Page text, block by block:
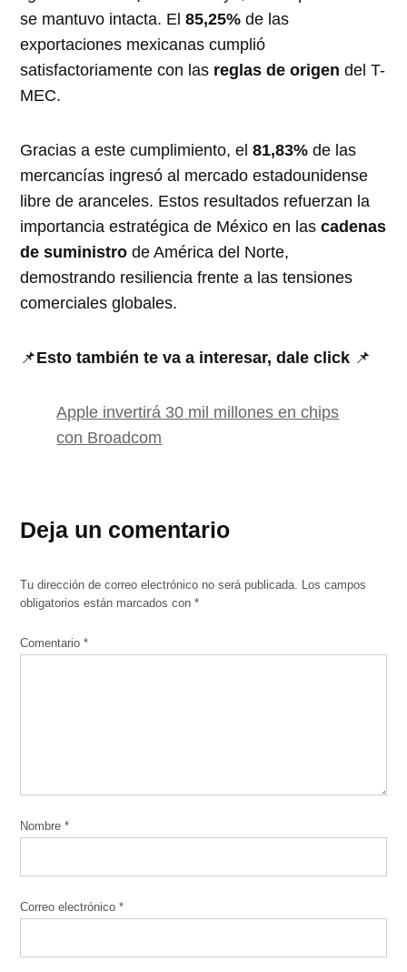
se mantuvo intacta. El85,25% de las
exportaciones mexicanas cumplió
satisfactoriamente con las reglas de origen del T-
MEC.
Gracias a este cumplimiento, el81,83% de las
mercancías ingresó al mercado estadounidense
libre de aranceles. Estos resultados refuerzan la
importancia estratégica de México en lascadenas
de suministro de América del Norte,
demostrando resiliencia frente a las tensiones
comerciales globales.
📌Esto también te va a interesar, dale click 📌
Apple invertirá 30 mil millones en chips
con Broadcom
Deja un comentario
Tu dirección de correo electrónico no será publicada. Los campos
obligatorios están marcados con*
Comentario*
Nombre*
Correo electrónico*